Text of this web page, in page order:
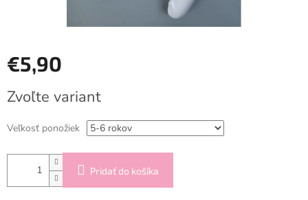
€5,90
cena:
Zvoľte variant
Veľkosť ponožiek
Pridať do košíka